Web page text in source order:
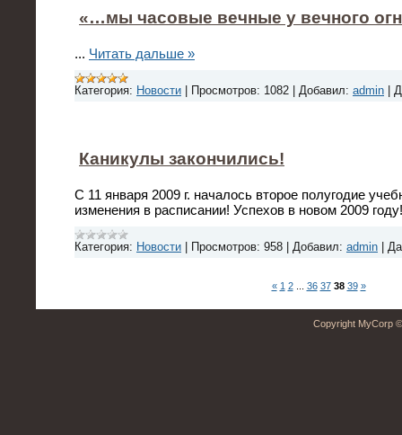
«…мы часовые вечные у вечного
... Читать дальше »
Категория: Новости Просмотров: 1082 Добавил: admin
Каникулы закончились!
С 11 января 2009 г. началось второе полугодие
изменения в расписании! Успехов в новом 2009 году!
Категория: Новости Просмотров: 958 Добавил: admin
« 1 2 36 37 38 39 »
Copyright MyCorp